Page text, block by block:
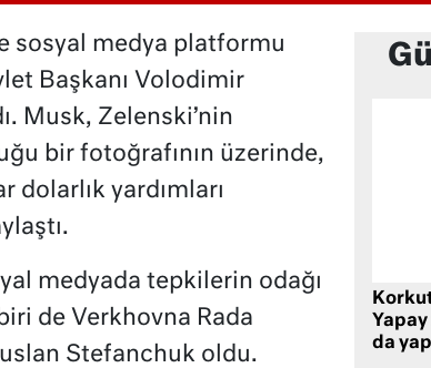
sosyal medya platformu
Başkanı Volodimir
Musk, Zelenski’nin
bir fotoğrafının üzerinde,
dolarlık yardımları
medyada tepkilerin odağı
de Verkhovna Rada
Stefanchuk oldu.
Yapay
da